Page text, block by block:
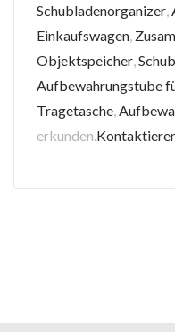
Schubladenorganizer
Einkaufswagen
Objektspeicher
Aufbewahrungstube
Tragetasche
erkunden.